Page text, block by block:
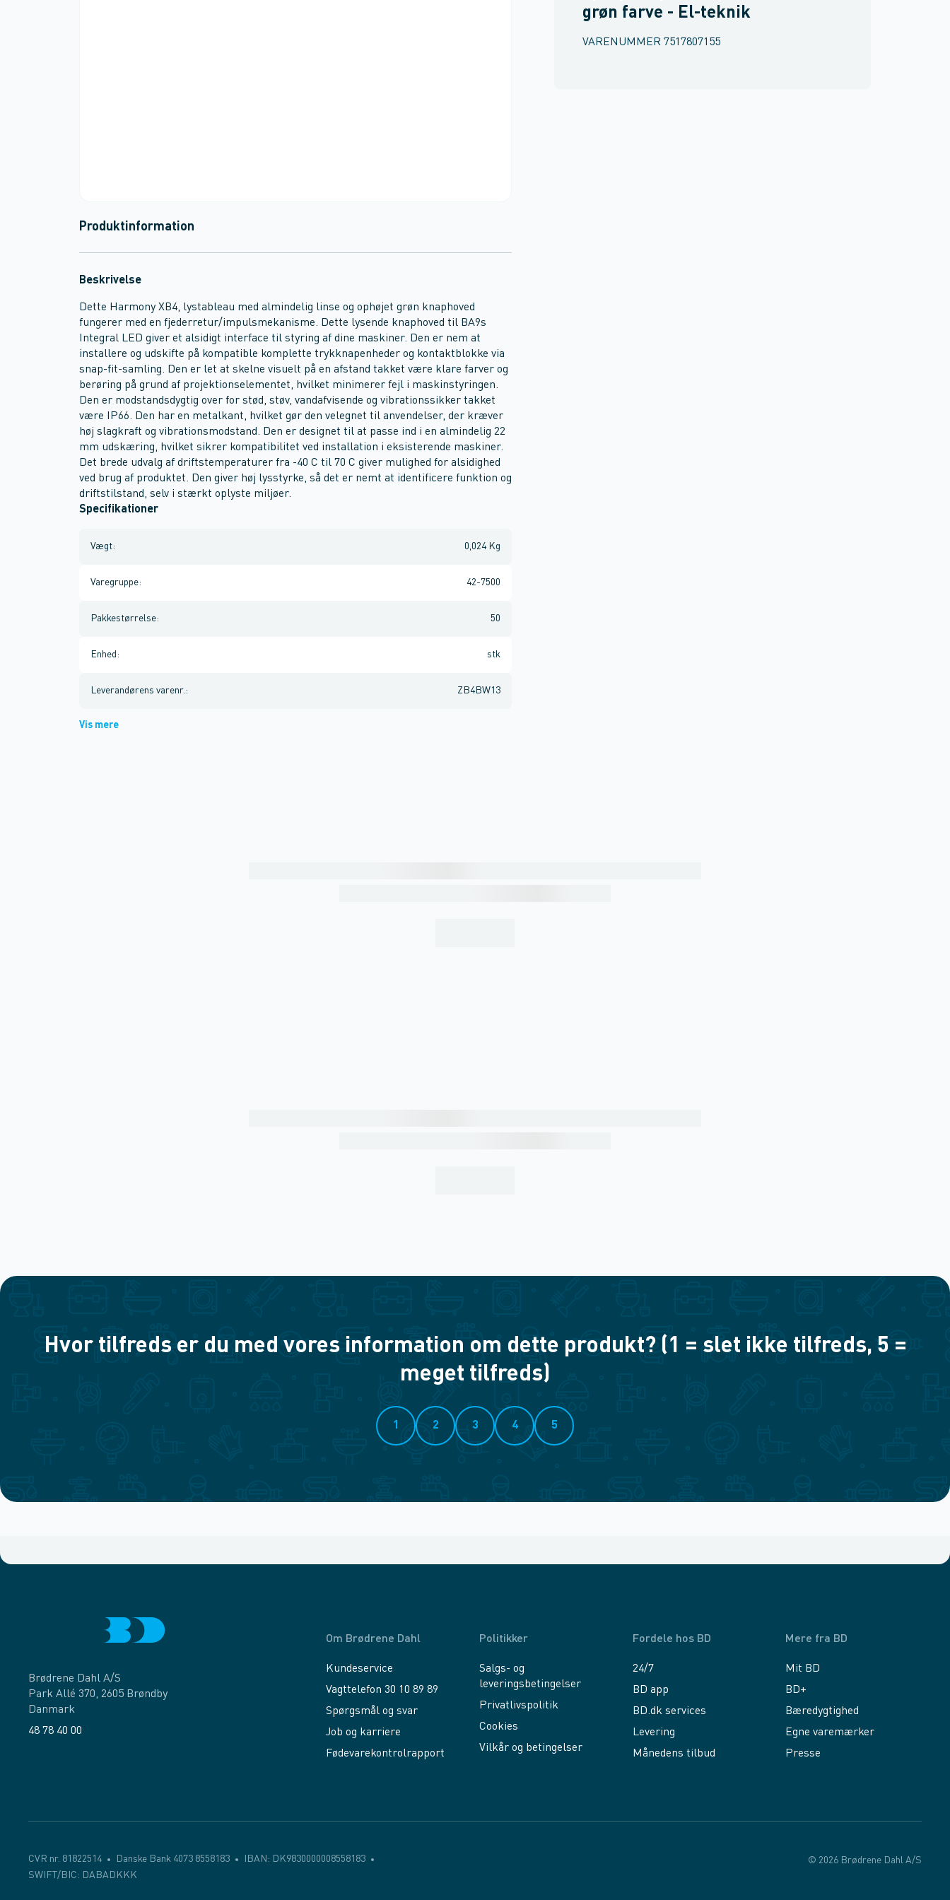
grøn farve - El-teknik
VARENUMMER 7517807155
Produktinformation
Beskrivelse
Dette Harmony XB4, lystableau med almindelig linse og ophøjet grøn knaphoved
fungerer med en fjederretur/impulsmekanisme. Dette lysende knaphoved til BA9s
Integral LED giver et alsidigt interface til styring af dine maskiner. Den er nem at
installere og udskifte på kompatible komplette trykknapenheder og kontaktblokke via
snap-fit-samling. Den er let at skelne visuelt på en afstand takket være klare farver og
berøring på grund af projektionselementet, hvilket minimerer fejl i maskinstyringen.
Den er modstandsdygtig over for stød, støv, vandafvisende og vibrationssikker takket
være IP66. Den har en metalkant, hvilket gør den velegnet til anvendelser, der kræver
høj slagkraft og vibrationsmodstand. Den er designet til at passe ind i en almindelig 22
mm udskæring, hvilket sikrer kompatibilitet ved installation i eksisterende maskiner.
Det brede udvalg af driftstemperaturer fra -40 C til 70 C giver mulighed for alsidighed
ved brug af produktet. Den giver høj lysstyrke, så det er nemt at identificere funktion og
driftstilstand, selv i stærkt oplyste miljøer.
Specifikationer
Vægt: 0,024 Kg
Varegruppe: 42-7500
Pakkestørrelse: 50
Enhed : stk
Leverandørens varenr. : ZB4BW13
Vis mere
Hvor tilfreds er du med vores information om dette produkt? (1 = slet ikke tilfreds, 5 =
meget tilfreds)
1 2 3 4 5
Brødrene Dahl A/S
Park Allé 370, 2605 Brøndby
Danmark
48 78 40 00
Om Brødrene Dahl
Kundeservice
Vagttelefon 30 10 89 89
Spørgsmål og svar
Job og karriere
Fødevarekontrolrapport
Politikker
Salgs- og
leveringsbetingelser
Privatlivspolitik
Cookies
Vilkår og betingelser
Fordele hos BD
24/7
BD app
BD.dk services
Levering
Månedens tilbud
Mere fra BD
Mit BD
BD+
Bæredygtighed
Egne varemærker
Presse
CVR nr. 81822514 Danske Bank 4073 8558183
IBAN: DK9830000008558183
SWIFT/BIC: DABADKKK
© 2026 Brødrene Dahl A/S